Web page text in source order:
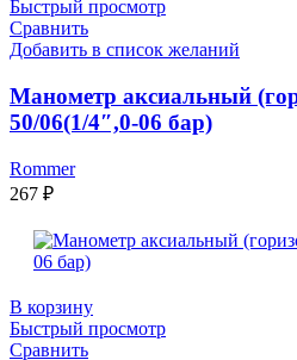
Быстрый просмотр
Сравнить
Добавить в список желаний
Манометр аксиальный
50/06(1/4″,0-06 бар)
Rommer
267 ₽
В корзину
Быстрый просмотр
Сравнить